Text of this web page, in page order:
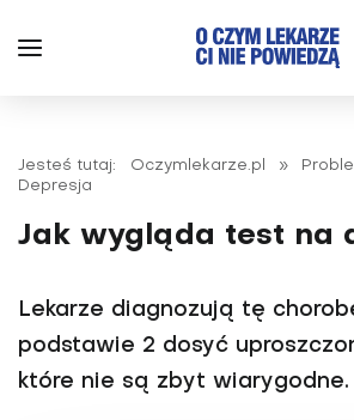
Jesteś tutaj: Oczymlekarze.pl »
Depresja
Jak wygląda test na
Lekarze diagnozują tę
podstawie 2 dosyć
które nie są zbyt wiarygodne.